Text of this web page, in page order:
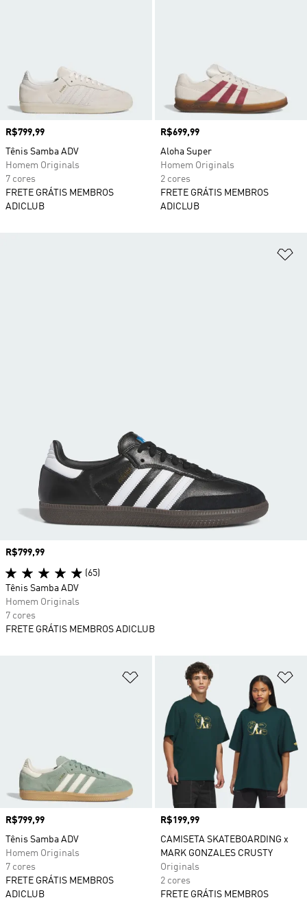
Preço
R$799,99
Tênis Samba ADV
Homem Originals
7 cores
FRETE GRÁTIS MEMBROS
ADICLUB
Preço
R$699,99
Aloha Super
Homem Originals
2 cores
FRETE GRÁTIS MEMBROS
ADICLUB
Adicionar à Lista de Desejos
Preço
R$799,99
Tênis Samba ADV
Homem Originals
7 cores
FRETE GRÁTIS MEMBROS
ADICLUB
Preço
R$199,99
CAMISETA SKATEBOARDING x
MARK GONZALES CRUSTY
Originals
2 cores
FRETE GRÁTIS MEMBROS
Preço
R$799,99
(65)
Tênis Samba ADV
Homem Originals
7 cores
FRETE GRÁTIS MEMBROS ADICLUB